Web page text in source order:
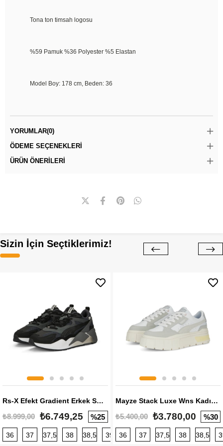
Tona ton timsah logosu
%59 Pamuk %36 Polyester %5 Elastan
Model Boy: 178 cm, Beden: 36
YORUMLAR(0)
ÖDEME SEÇENEKLERI
ÜRÜN ÖNERILERI
Sizin İçin Seçtiklerimiz!
Rs-X Efekt Gradient Erkek Sneaker
₺8.999,00 ₺6.749,25 %25
36 37 37,5 38 38,5 39 40 40,5 41 42 42,5
Mayze Stack Luxe Wns Kadın Sneaker
₺5.400,00 ₺3.780,00 %30
36 37 37,5 38 38,5